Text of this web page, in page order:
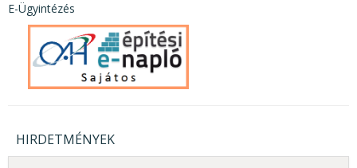
E-Ügyintézés
HIRDETMÉNYEK